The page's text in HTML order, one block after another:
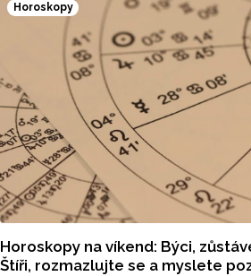
Horoskopy
Horoskopy na víkend: Býci,
Štíři, rozmazlujte se a myslete